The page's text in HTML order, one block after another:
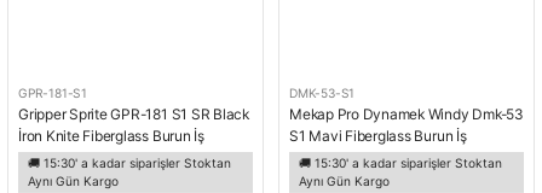
GPR-181-S1
Gripper Sprite GPR-181 S1 SR Black
İron Knite Fiberglass Burun İş
Ayakkabısı
🚚 15:30' a kadar siparişler Stoktan
Aynı Gün Kargo
DMK-53-S1
Mekap Pro Dynamek Windy Dmk-53
S1 Mavi Fiberglass Burun İş
Ayakkabısı
🚚 15:30' a kadar siparişler Stoktan
Aynı Gün Kargo